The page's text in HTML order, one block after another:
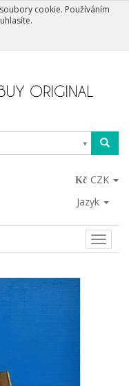
cookie. Používáním
CZK
Jazyk
Toggle